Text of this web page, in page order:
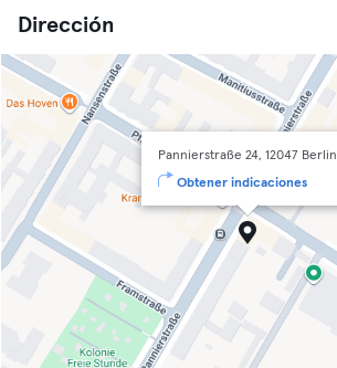
Dirección
Pannierstraße 24, 12047 Berlin
Obtener indicaciones